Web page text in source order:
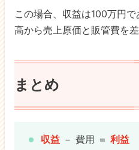
この場合、収益は100万円
高から売上原価と販管費を
まとめ
収益 － 費用 ＝ 利益